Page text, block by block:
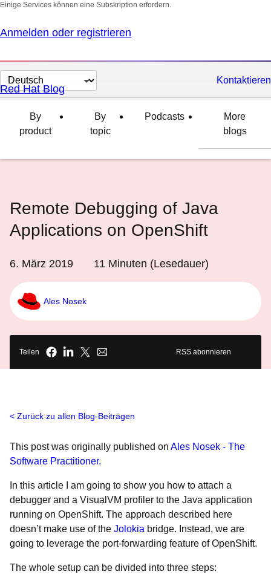
Einige Services können eine Subskription erfordern.
Anmelden oder registrieren
Sprache
auswählen
Kontaktieren
Red Hat Blog
By
product
By
topic
Podcasts
More
blogs
Remote Debugging of Java
Applications on OpenShift
6. März 2019 11 Minuten (Lesedauer)
Ales Nosek
Teilen RSS abonnieren
Zurück zu allen Blog-Beiträgen
This post was originally published on Ales Nosek - The
Software Practitioner.
In this article I am going to show you how to attach a
debugger and a VisualVM profiler to the Java application
running on OpenShift. The approach described here
doesn’t make use of the Jolokia bridge. Instead, we are
going to leverage the port-forwarding feature of OpenShift.
The whole setup can be divided into three steps: